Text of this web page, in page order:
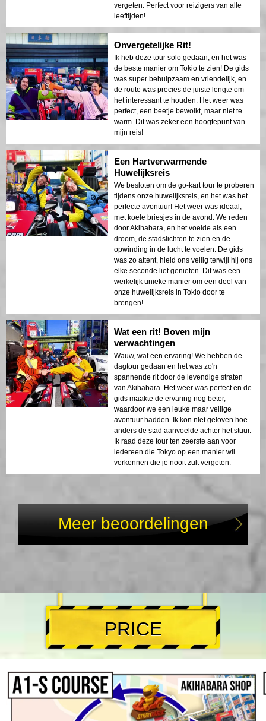
vergeten. Perfect voor reizigers van alle
leeftijden!
Onvergetelijke Rit!
Ik heb deze tour solo gedaan, en het was
de beste manier om Tokio te zien! De gids
was super behulpzaam en vriendelijk, en
de route was precies de juiste lengte om
het interessant te houden. Het weer was
perfect, een beetje bewolkt, maar niet te
warm. Dit was zeker een hoogtepunt van
mijn reis!
Een Hartverwarmende
Huwelijksreis
We besloten om de go-kart tour te proberen
tijdens onze huwelijksreis, en het was het
perfecte avontuur! Het weer was ideaal,
met koele briesjes in de avond. We reden
door Akihabara, en het voelde als een
droom, de stadslichten te zien en de
opwinding in de lucht te voelen. De gids
was zo attent, hield ons veilig terwijl hij ons
elke seconde liet genieten. Dit was een
werkelijk unieke manier om een deel van
onze huwelijksreis in Tokio door te
brengen!
Wat een rit! Boven mijn
verwachtingen
Wauw, wat een ervaring! We hebben de
dagtour gedaan en het was zo'n
spannende rit door de levendige straten
van Akihabara. Het weer was perfect en de
gids maakte de ervaring nog beter,
waardoor we een leuke maar veilige
avontuur hadden. Ik kon niet geloven hoe
anders de stad aanvoelde achter het stuur.
Ik raad deze tour ten zeerste aan voor
iedereen die Tokyo op een manier wil
verkennen die je nooit zult vergeten.
Meer beoordelingen
PRICE